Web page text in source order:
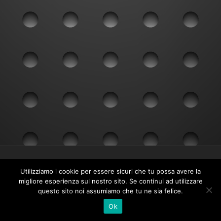
WP – Designed con il tema Customizr
Utilizziamo i cookie per essere sicuri che tu possa avere la
migliore esperienza sul nostro sito. Se continui ad utilizzare
questo sito noi assumiamo che tu ne sia felice.
Ok